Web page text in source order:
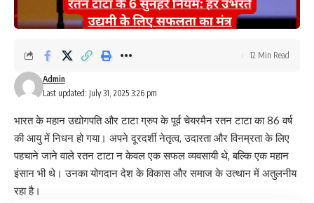
Last updated: July 31, 2025 3:26 pm
Admin
12 Min Read
भारत के महान उद्योगपति और टाटा ग्रुप के पूर्व चेयरमैन रतन टाटा का 86 वर्ष
की आयु में निधन हो गया। अपने दूरदर्शी नेतृत्व, उदारता और विनम्रता के लिए
पहचाने जाने वाले रतन टाटा न केवल एक सफल व्यवसायी थे, बल्कि एक महान
इंसान भी थे। उनका योगदान देश के विकास और समाज के उत्थान में अतुलनीय
रहा है।